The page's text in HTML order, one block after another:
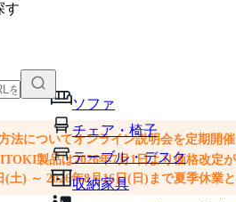
す
ソファ
チェア・椅子
テーブル・デスク
収納家具
を貼り付けて、カートに追加できます
法についてオンライン説明会を定期開催
製品は2026年7月1日より価格改定
土) ～ 2026年8月16日(日)まで夏季休業